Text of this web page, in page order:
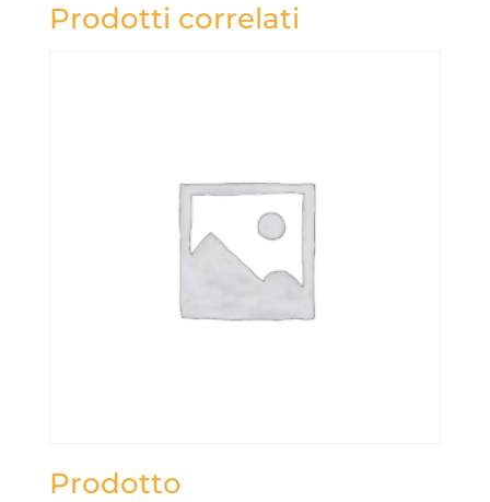
Prodotti correlati
Prodotto